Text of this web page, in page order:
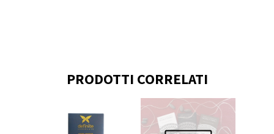
PRODOTTI CORRELATI